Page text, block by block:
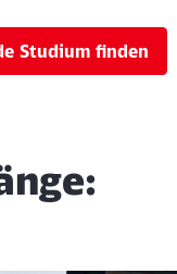
Studium finden